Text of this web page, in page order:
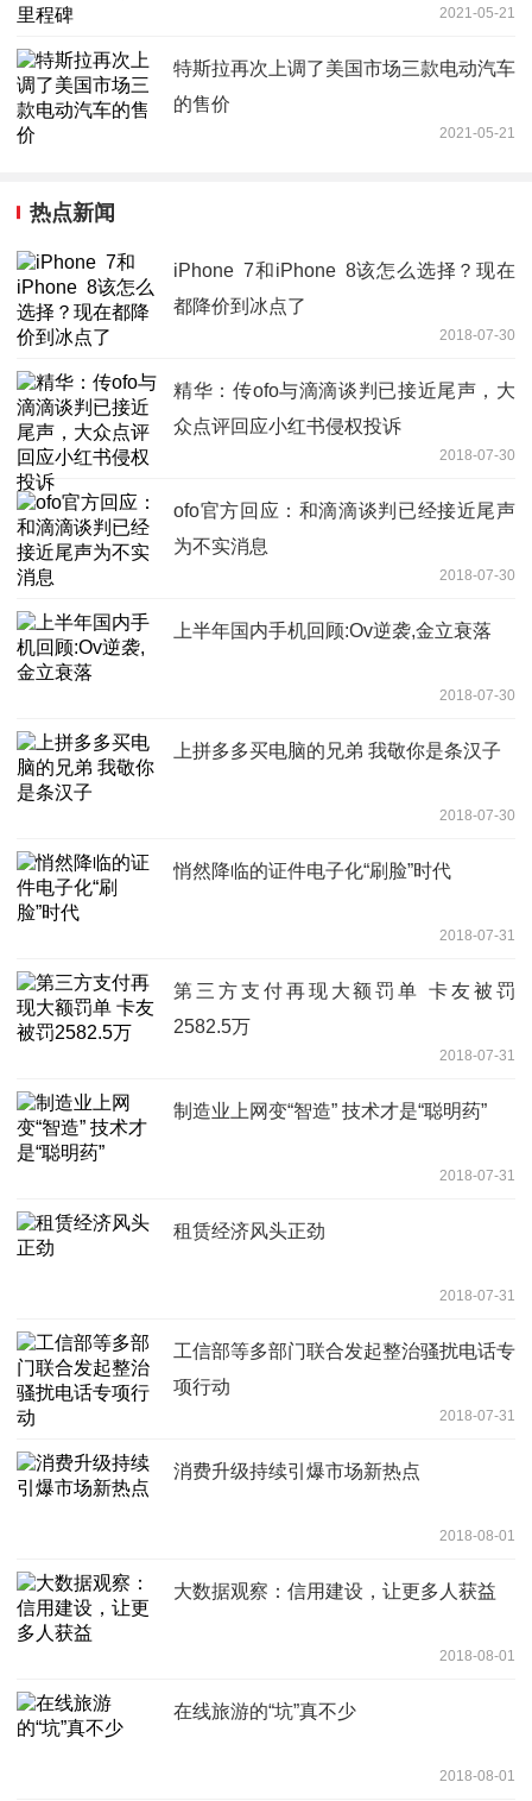
2021-05-21
特斯拉再次上调了美国市场三款电动汽车
的售价
2021-05-21
热点新闻
iPhone 7和iPhone 8该怎么选择？现在
都降价到冰点了
2018-07-30
精华：传ofo与滴滴谈判已接近尾声，大
众点评回应小红书侵权投诉
2018-07-30
ofo官方回应：和滴滴谈判已经接近尾声
为不实消息
2018-07-30
上半年国内手机回顾:Ov逆袭,金立衰落
2018-07-30
上拼多多买电脑的兄弟 我敬你是条汉子
2018-07-30
悄然降临的证件电子化“刷脸”时代
2018-07-31
第三方支付再现大额罚单 卡友被罚
2582.5万
2018-07-31
制造业上网变“智造” 技术才是“聪明药”
2018-07-31
租赁经济风头正劲
2018-07-31
工信部等多部门联合发起整治骚扰电话专
项行动
2018-07-31
消费升级持续引爆市场新热点
2018-08-01
大数据观察：信用建设，让更多人获益
2018-08-01
在线旅游的“坑”真不少
2018-08-01